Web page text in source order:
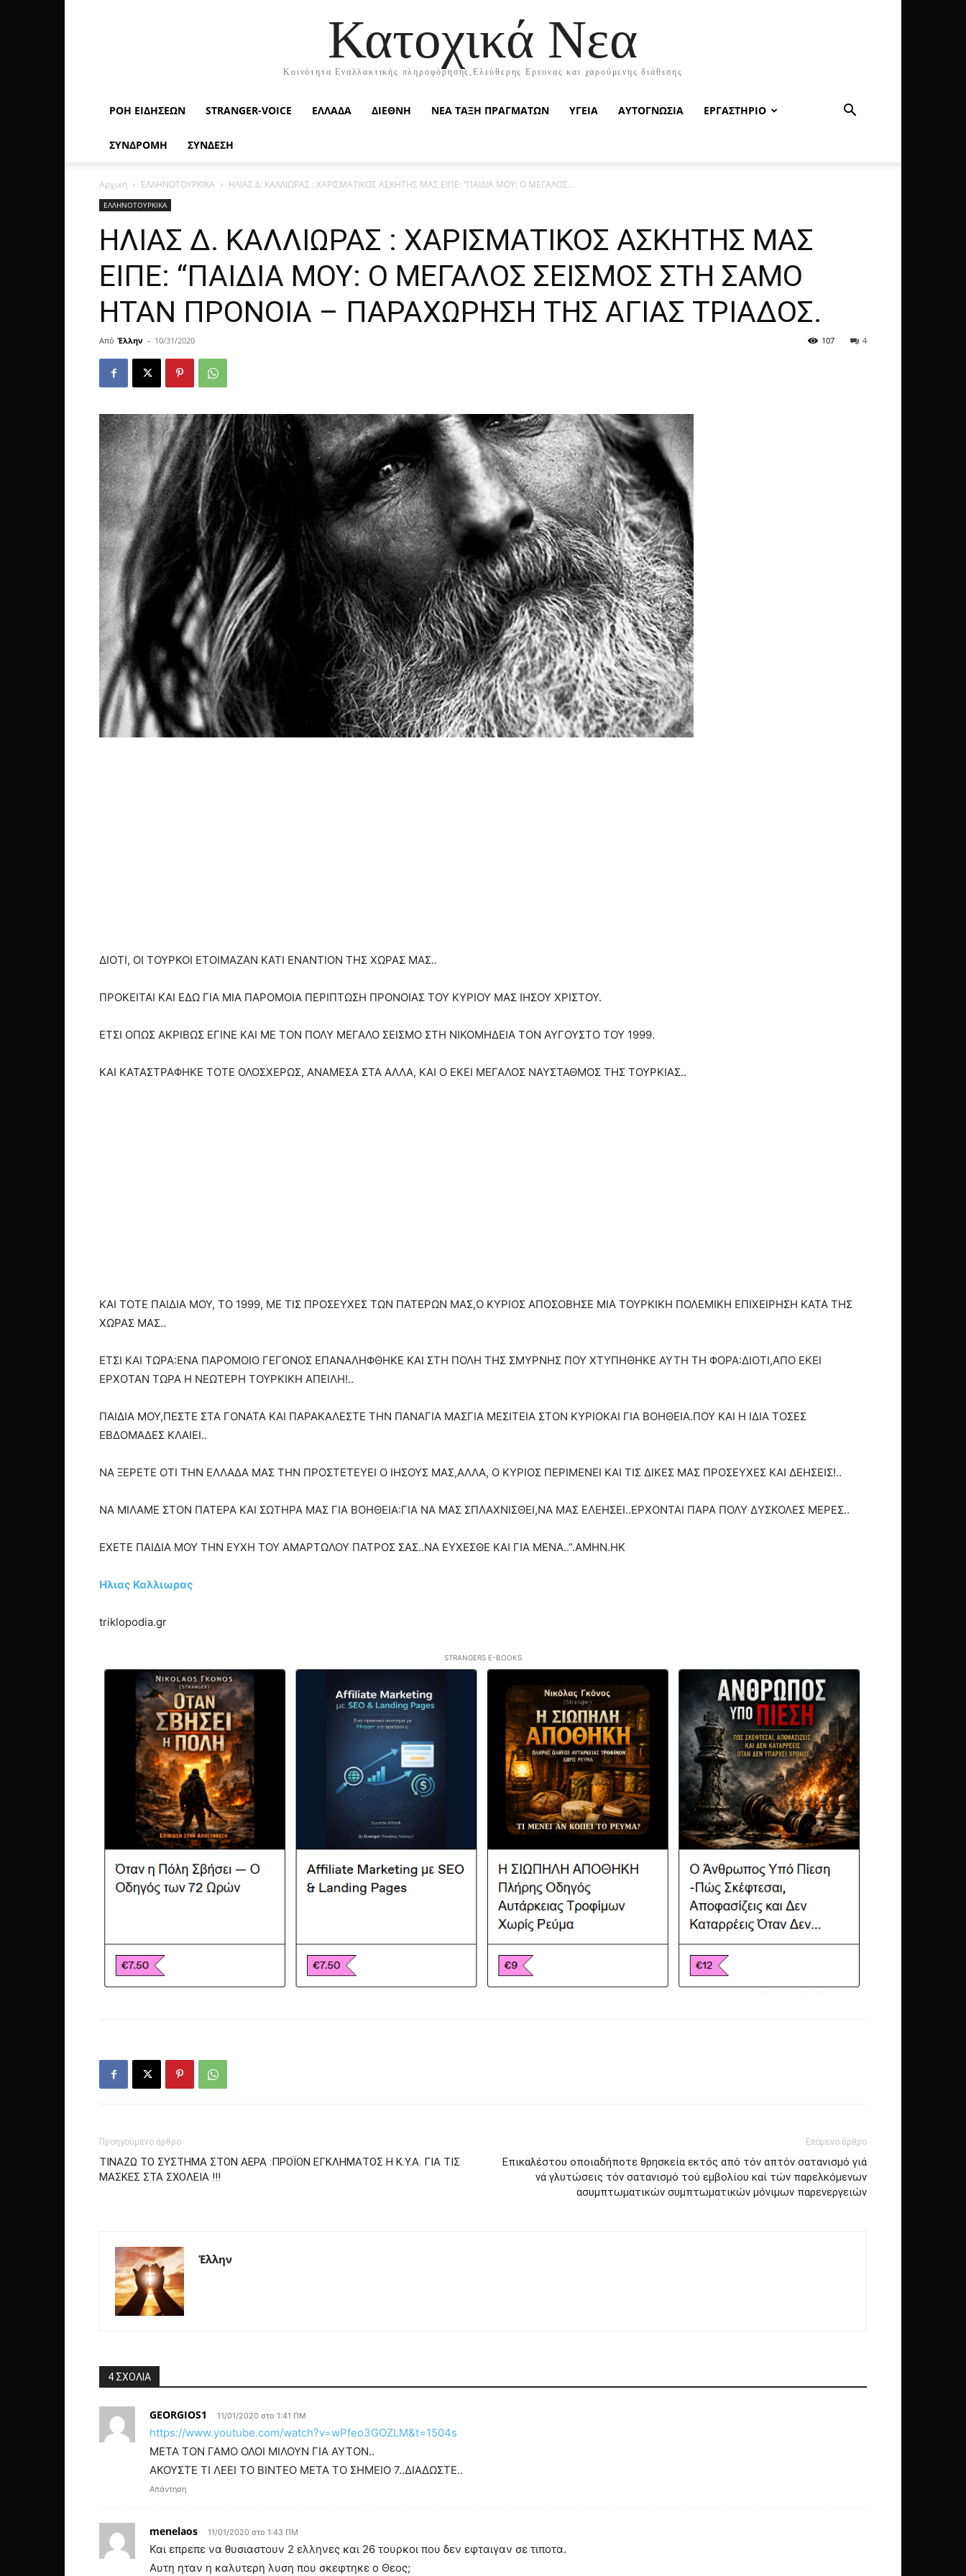
Κατοχικά Νεα
Κοινότητα Εναλλακτικής πληροφόρησης,Ελεύθερης Ερευνας και χαρούμενης διάθεσης
ΡΟΉ ΕΙΔΉΣΕΩΝ STRANGER-VOICE ΕΛΛΑΔΑ ΔΙΕΘΝΗ ΝΕΑ ΤΑΞΗ ΠΡΑΓΜΑΤΩΝ ΥΓΕΙΑ ΑΥΤΟΓΝΩΣΙΑ ΕΡΓΑΣΤΗΡΙΟ
ΣΥΝΔΡΟΜΗ ΣΥΝΔΕΣΗ
Αρχική ΕΛΛΗΝΟΤΟΥΡΚΙΚΑ ΗΛΙΑΣ Δ. ΚΑΛΛΙΩΡΑΣ : ΧΑΡΙΣΜΑΤΙΚΟΣ ΑΣΚΗΤΗΣ ΜΑΣ ΕΙΠΕ: “ΠΑΙΔΙΑ ΜΟΥ: Ο ΜΕΓΑΛΟΣ...
ΕΛΛΗΝΟΤΟΥΡΚΙΚΑ
ΗΛΙΑΣ Δ. ΚΑΛΛΙΩΡΑΣ : ΧΑΡΙΣΜΑΤΙΚΟΣ ΑΣΚΗΤΗΣ ΜΑΣ
ΕΙΠΕ: “ΠΑΙΔΙΑ ΜΟΥ: Ο ΜΕΓΑΛΟΣ ΣΕΙΣΜΟΣ ΣΤΗ ΣΑΜΟ
ΗΤΑΝ ΠΡΟΝΟΙΑ – ΠΑΡΑΧΩΡΗΣΗ ΤΗΣ ΑΓΙΑΣ ΤΡΙΑΔΟΣ.
Από Έλλην - 10/31/2020 4
107
ΔΙΟΤΙ, ΟΙ ΤΟΥΡΚΟΙ ΕΤΟΙΜΑΖΑΝ ΚΑΤΙ ΕΝΑΝΤΙΟΝ ΤΗΣ ΧΩΡΑΣ ΜΑΣ..
ΠΡΟΚΕΙΤΑΙ ΚΑΙ ΕΔΩ ΓΙΑ ΜΙΑ ΠΑΡΟΜΟΙΑ ΠΕΡΙΠΤΩΣΗ ΠΡΟΝΟΙΑΣ ΤΟΥ ΚΥΡΙΟΥ ΜΑΣ ΙΗΣΟΥ ΧΡΙΣΤΟΥ.
ΕΤΣΙ ΟΠΩΣ ΑΚΡΙΒΩΣ ΕΓΙΝΕ ΚΑΙ ΜΕ ΤΟΝ ΠΟΛΥ ΜΕΓΑΛΟ ΣΕΙΣΜΟ ΣΤΗ ΝΙΚΟΜΗΔΕΙΑ ΤΟΝ ΑΥΓΟΥΣΤΟ ΤΟΥ 1999.
ΚΑΙ ΚΑΤΑΣΤΡΑΦΗΚΕ ΤΟΤΕ ΟΛΟΣΧΕΡΩΣ, ΑΝΑΜΕΣΑ ΣΤΑ ΑΛΛΑ, ΚΑΙ Ο ΕΚΕΙ ΜΕΓΑΛΟΣ ΝΑΥΣΤΑΘΜΟΣ ΤΗΣ ΤΟΥΡΚΙΑΣ..
ΚΑΙ ΤΟΤΕ ΠΑΙΔΙΑ ΜΟΥ, ΤΟ 1999, ΜΕ ΤΙΣ ΠΡΟΣΕΥΧΕΣ ΤΩΝ ΠΑΤΕΡΩΝ ΜΑΣ,Ο ΚΥΡΙΟΣ ΑΠΟΣΟΒΗΣΕ ΜΙΑ ΤΟΥΡΚΙΚΗ ΠΟΛΕΜΙΚΗ ΕΠΙΧΕΙΡΗΣΗ ΚΑΤΑ ΤΗΣ
ΧΩΡΑΣ ΜΑΣ..
ΕΤΣΙ ΚΑΙ ΤΩΡΑ:ΕΝΑ ΠΑΡΟΜΟΙΟ ΓΕΓΟΝΟΣ ΕΠΑΝΑΛΗΦΘΗΚΕ ΚΑΙ ΣΤΗ ΠΟΛΗ ΤΗΣ ΣΜΥΡΝΗΣ ΠΟΥ ΧΤΥΠΗΘΗΚΕ ΑΥΤΗ ΤΗ ΦΟΡΑ:ΔΙΟΤΙ,ΑΠΟ ΕΚΕΙ
ΕΡΧΟΤΑΝ ΤΩΡΑ Η ΝΕΩΤΕΡΗ ΤΟΥΡΚΙΚΗ ΑΠΕΙΛΗ!..
ΠΑΙΔΙΑ ΜΟΥ,ΠΕΣΤΕ ΣΤΑ ΓΟΝΑΤΑ ΚΑΙ ΠΑΡΑΚΑΛΕΣΤΕ ΤΗΝ ΠΑΝΑΓΙΑ ΜΑΣΓΙΑ ΜΕΣΙΤΕΙΑ ΣΤΟΝ ΚΥΡΙΟΚΑΙ ΓΙΑ ΒΟΗΘΕΙΑ.ΠΟΥ ΚΑΙ Η ΙΔΙΑ ΤΟΣΕΣ
ΕΒΔΟΜΑΔΕΣ ΚΛΑΙΕΙ..
ΝΑ ΞΕΡΕΤΕ ΟΤΙ ΤΗΝ ΕΛΛΑΔΑ ΜΑΣ ΤΗΝ ΠΡΟΣΤΕΤΕΥΕΙ Ο ΙΗΣΟΥΣ ΜΑΣ,ΑΛΛΑ, Ο ΚΥΡΙΟΣ ΠΕΡΙΜΕΝΕΙ ΚΑΙ ΤΙΣ ΔΙΚΕΣ ΜΑΣ ΠΡΟΣΕΥΧΕΣ ΚΑΙ ΔΕΗΣΕΙΣ!..
ΝΑ ΜΙΛΑΜΕ ΣΤΟΝ ΠΑΤΕΡΑ ΚΑΙ ΣΩΤΗΡΑ ΜΑΣ ΓΙΑ ΒΟΗΘΕΙΑ:ΓΙΑ ΝΑ ΜΑΣ ΣΠΛΑΧΝΙΣΘΕΙ,ΝΑ ΜΑΣ ΕΛΕΗΣΕΙ..ΕΡΧΟΝΤΑΙ ΠΑΡΑ ΠΟΛΥ ΔΥΣΚΟΛΕΣ ΜΕΡΕΣ..
ΕΧΕΤΕ ΠΑΙΔΙΑ ΜΟΥ ΤΗΝ ΕΥΧΗ ΤΟΥ ΑΜΑΡΤΩΛΟΥ ΠΑΤΡΟΣ ΣΑΣ..ΝΑ ΕΥΧΕΣΘΕ ΚΑΙ ΓΙΑ ΜΕΝΑ..”.ΑΜΗΝ.ΗΚ
Ηλιας Καλλιωρας
triklopodia.gr
STRANGERS E-BOOKS
Προηγούμενο άρθρο
ΤΙΝΑΖΩ ΤΟ ΣΥΣΤΗΜΑ ΣΤΟΝ ΑΕΡΑ :ΠΡΟΪΟΝ ΕΓΚΛΗΜΑΤΟΣ Η Κ.Υ.Α. ΓΙΑ ΤΙΣ
ΜΑΣΚΕΣ ΣΤΑ ΣΧΟΛΕΙΑ !!!
Επόμενο άρθρο
Επικαλέστου οποιαδήποτε θρησκεία εκτός από τόν απτόν σατανισμό γιά
νά γλυτώσεις τόν σατανισμό τού εμβολίου καί τών παρελκόμενων
ασυμπτωματικών συμπτωματικών μόνιμων παρενεργειών
Έλλην
4 ΣΧΟΛΙΑ
GEORGIOS1 11/01/2020 στο 1:41 ΠΜ
https://www.youtube.com/watch?v=wPfeo3GOZLM&t=1504s
ΜΕΤΑ ΤΟΝ ΓΑΜΟ ΟΛΟΙ ΜΙΛΟΥΝ ΓΙΑ ΑΥΤΟΝ..
ΑΚΟΥΣΤΕ ΤΙ ΛΕΕΙ ΤΟ ΒΙΝΤΕΟ ΜΕΤΑ ΤΟ ΣΗΜΕΙΟ 7..ΔΙΑΔΩΣΤΕ..
Απάντηση
menelaos 11/01/2020 στο 1:43 ΠΜ
Και επρεπε να θυσιαστουν 2 ελληνες και 26 τουρκοι που δεν εφταιγαν σε τιποτα.
Αυτη ηταν η καλυτερη λυση που σκεφτηκε ο Θεος;